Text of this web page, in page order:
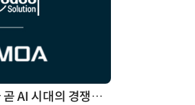
체계화 된 데이터가 곧 AI 시대의 경쟁력이다